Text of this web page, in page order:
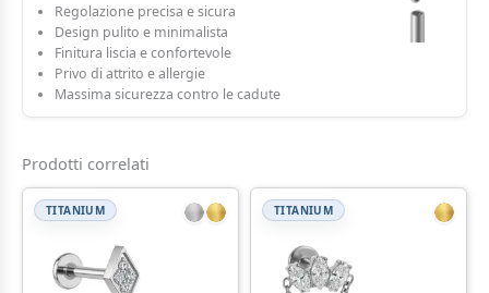
Regolazione precisa e sicura
Design pulito e minimalista
Finitura liscia e confortevole
Privo di attrito e allergie
Massima sicurezza contro le cadute
Prodotti correlati
TITANIUM TITANIUM